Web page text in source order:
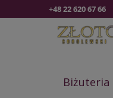
+48 22 620 67 66
Biżuteria